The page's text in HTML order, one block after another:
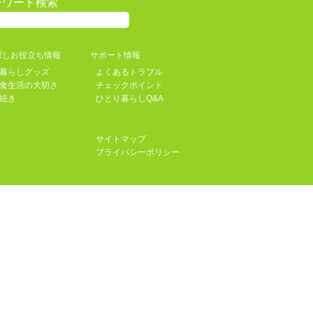
ード検索
しお役立ち情報
らしグッズ
生活の大切さ
き
サポート情報
よくあるトラブル
チェックポイント
ひとり暮らしQ&A
サイトマップ
プライバシーポリシー